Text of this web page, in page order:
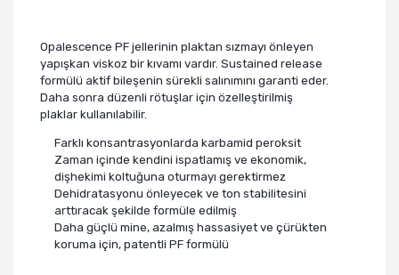
Opalescence PF jellerinin plaktan sızmayı önleyen
yapışkan viskoz bir kıvamı vardır. Sustained release
formülü aktif bileşenin sürekli salınımını garanti eder.
Daha sonra düzenli rötuşlar için özelleştirilmiş
plaklar kullanılabilir.
Farklı konsantrasyonlarda karbamid peroksit
Zaman içinde kendini ispatlamış ve ekonomik,
dişhekimi koltuğuna oturmayı gerektirmez
Dehidratasyonu önleyecek ve ton stabilitesini
arttıracak şekilde formüle edilmiş
Daha güçlü mine, azalmış hassasiyet ve çürükten
koruma için, patentli PF formülü